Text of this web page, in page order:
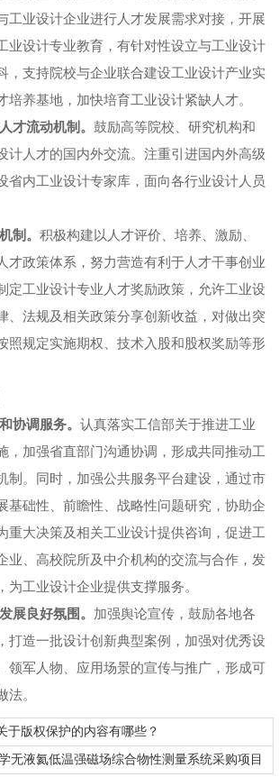
工业设计企业进行人才发展需求对接，开展
业设计专业教育，有针对性设立与工业设计
，支持院校与企业联合建设工业设计产业实
培养基地，加快培育工业设计紧缺人才。
才流动机制。鼓励高等院校、研究机构和
计人才的国内外交流。注重引进国内外高级
省内工业设计专家库，面向各行业设计人员
制。积极构建以人才评价、培养、激励、
才政策体系，努力营造有利于人才干事创业
定工业设计专业人才奖励政策，允许工业设
、法规及相关政策分享创新收益，对做出突
照规定实施期权、技术入股和股权奖励等形
协调服务。认真落实工信部关于推进工业
，加强省直部门沟通协调，形成共同推动工
制。同时，加强公共服务平台建设，通过市
基础性、前瞻性、战略性问题研究，协助企
重大决策及相关工业设计提供咨询，促进工
业、高校院所及中介机构的交流与合作，发
为工业设计企业提供支撑服务。
展良好氛围。 加强舆论宣传，鼓励各地各
打造一批设计创新典型案例，加强对优秀设
领军人物、应用场景的宣传与推广，形成可
法。
于版权保护的内容有哪些？
无液氦低温强磁场综合物性测量系统采购项目